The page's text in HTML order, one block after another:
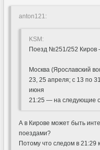
anton121:
KSM:
Поезд №251/252 Киров
Москва (Ярославский
23, 25 апреля; с 13 по
июня
21:25 — на следующие
А в Кирове может быть
поездами?
Потому что следом в 21:29